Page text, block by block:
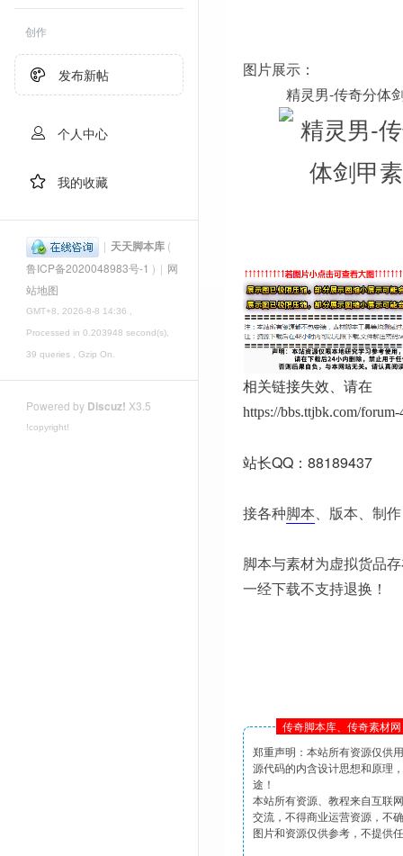
创作
发布新帖
个人中心
我的收藏
| 天天脚本库 (
鲁ICP备2020048983号-1 ) | 网
站地图
GMT+8, 2026-8-8 14:36 ,
Processed in 0.203948 second(s),
39 queries , Gzip On.
Powered by Discuz! X3.5
!copyright!
图片展示：
精灵男-传奇分体
相关链接失效、请在
https://bbs.ttjbk.com/
站长QQ：88189437
接各种脚本、版本、制
脚本与素材为虚拟货品
一经下载不支持退换！
传奇脚本库、传奇素材
郑重声明：本站所有资源仅供
源代码的内含设计思想和原理
途！
本站所有资源、教程来自互联
交流，不得商业运营资源，不
图片和资源仅供参考，不提供